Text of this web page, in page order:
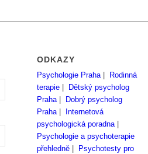
ODKAZY
Psychologie Praha|
Rodinná
terapie
Dětský psycholog
Praha|
Dobrý psycholog
Praha|
Internetová
psychologická poradna|
Psychologie a psychoterapie
přehledně
Psychotesty pro